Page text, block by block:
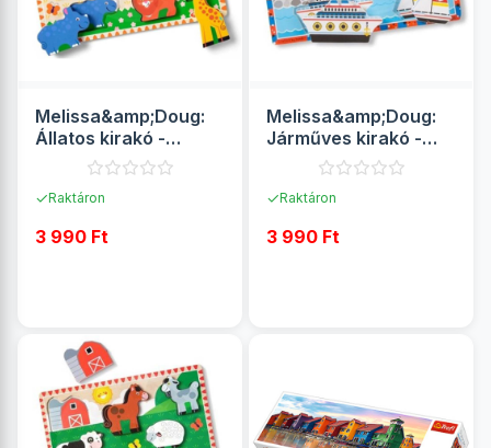
Melissa&amp;Doug:
Állatos kirakó -
Szafari - Spin Master
✓Raktáron
3 990 Ft
Melissa&amp;Doug:
Járműves kirakó -
Spin Master
✓Raktáron
3 990 Ft